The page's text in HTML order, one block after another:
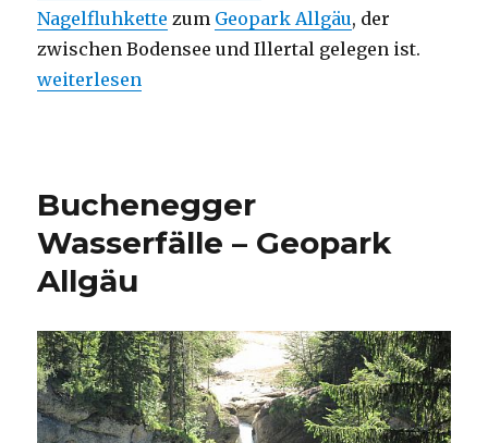
Nagelfluhkette zum Geopark Allgäu, der
zwischen Bodensee und Illertal gelegen ist.
„Breitachklamm – Geopark Allgäu“
weiterlesen
Buchenegger
Wasserfälle – Geopark
Allgäu